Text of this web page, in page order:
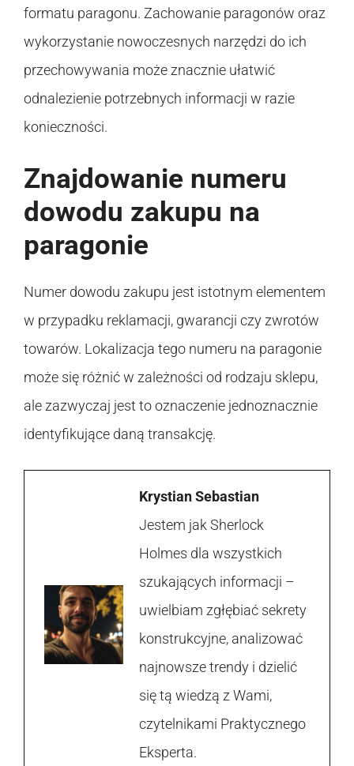
formatu paragonu. Zachowanie paragonów oraz
wykorzystanie nowoczesnych narzędzi do ich
przechowywania może znacznie ułatwić
odnalezienie potrzebnych informacji w razie
konieczności.
Znajdowanie numeru
dowodu zakupu na
paragonie
Numer dowodu zakupu jest istotnym elementem
w przypadku reklamacji, gwarancji czy zwrotów
towarów. Lokalizacja tego numeru na paragonie
może się różnić w zależności od rodzaju sklepu,
ale zazwyczaj jest to oznaczenie jednoznacznie
identyfikujące daną transakcję.
Krystian Sebastian
Jestem jak Sherlock
Holmes dla wszystkich
szukających informacji –
uwielbiam zgłębiać sekrety
konstrukcyjne, analizować
najnowsze trendy i dzielić
się tą wiedzą z Wami,
czytelnikami Praktycznego
Eksperta.